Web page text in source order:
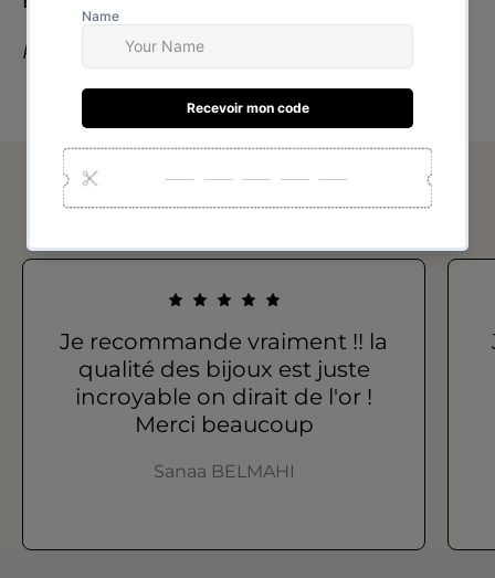
Paiement à la livraison
Avis de nos clients
Je recommande vraiment !! la
qualité des bijoux est juste
incroyable on dirait de l'or !
Merci beaucoup
Sanaa BELMAHI